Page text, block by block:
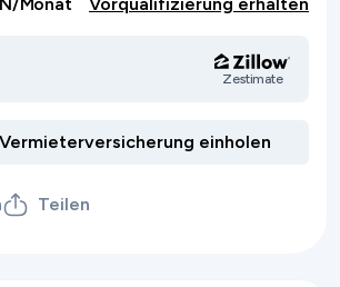
Zestimate
Teilen